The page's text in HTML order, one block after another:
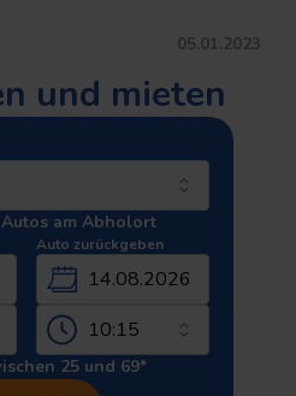
05.01.2023
und mieten
am Abholort
Auto zurückgeben
14.08.2026
25 und 69*